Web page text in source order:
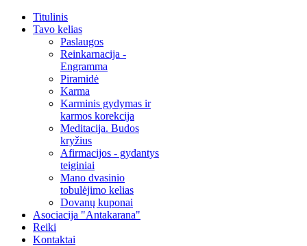
Titulinis
Tavo kelias
Paslaugos
Reinkarnacija -
Engramma
Piramidė
Karma
Karminis gydymas ir
karmos korekcija
Meditacija. Budos
kryžius
Afirmacijos - gydantys
teiginiai
Mano dvasinio
tobulėjimo kelias
Dovanų kuponai
Asociacija "Antakarana"
Reiki
Kontaktai